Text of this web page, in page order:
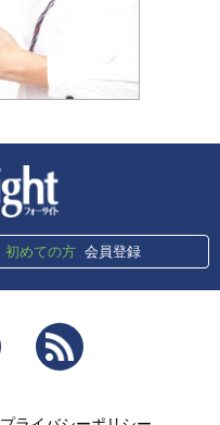
初めての方 会員登録
Twitter